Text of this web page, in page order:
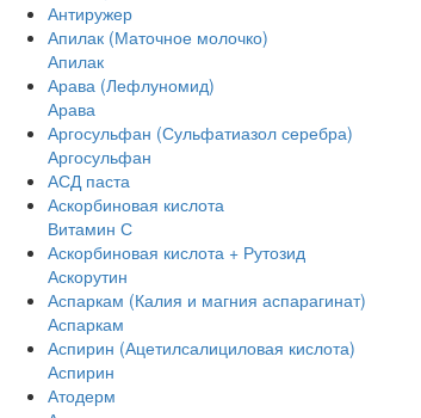
Антиружер
Апилак (Маточное молочко)
Апилак
Арава (Лефлуномид)
Арава
Аргосульфан (Сульфатиазол серебра)
Аргосульфан
АСД паста
Аскорбиновая кислота
Витамин С
Аскорбиновая кислота + Рутозид
Аскорутин
Аспаркам (Калия и магния аспарагинат)
Аспаркам
Аспирин (Ацетилсалициловая кислота)
Аспирин
Атодерм